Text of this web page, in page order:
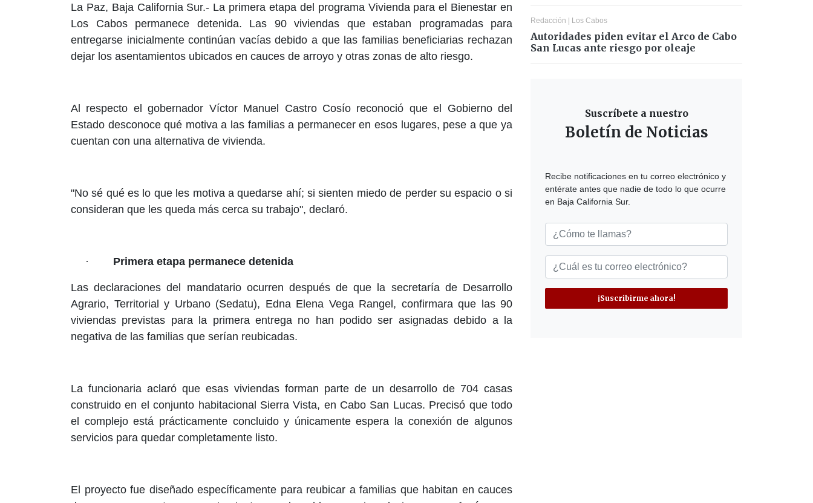
La Paz, Baja California Sur.- La primera etapa del programa Vivienda para el Bienestar en
Los Cabos permanece detenida. Las 90 viviendas que estaban programadas para
entregarse inicialmente continúan vacías debido a que las familias beneficiarias rechazan
dejar los asentamientos ubicados en cauces de arroyo y otras zonas de alto riesgo.
Al respecto el gobernador Víctor Manuel Castro Cosío reconoció que el Gobierno del
Estado desconoce qué motiva a las familias a permanecer en esos lugares, pese a que ya
cuentan con una alternativa de vivienda.
"No sé qué es lo que les motiva a quedarse ahí; si sienten miedo de perder su espacio o si
consideran que les queda más cerca su trabajo", declaró.
· Primera etapa permanece detenida
Las declaraciones del mandatario ocurren después de que la secretaría de Desarrollo
Agrario, Territorial y Urbano (Sedatu), Edna Elena Vega Rangel, confirmara que las 90
viviendas previstas para la primera entrega no han podido ser asignadas debido a la
negativa de las familias que serían reubicadas.
La funcionaria aclaró que esas viviendas forman parte de un desarrollo de 704 casas
construido en el conjunto habitacional Sierra Vista, en Cabo San Lucas. Precisó que todo
el complejo está prácticamente concluido y únicamente espera la conexión de algunos
servicios para quedar completamente listo.
El proyecto fue diseñado específicamente para reubicar a familias que habitan en cauces
Redacción | Los Cabos
Autoridades piden evitar el Arco de Cabo
San Lucas ante riesgo por oleaje
Suscríbete a nuestro
Boletín de Noticias
Recibe notificaciones en tu correo electrónico y
entérate antes que nadie de todo lo que ocurre
en Baja California Sur.
¡Suscribirme ahora!